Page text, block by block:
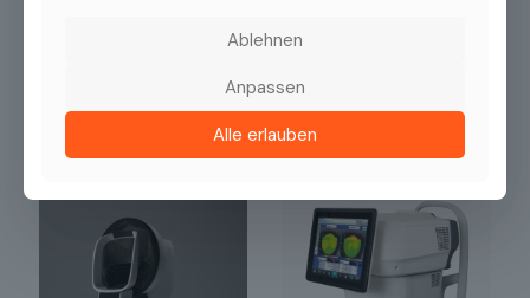
iCare IC200
Ablehnen
Anpassen
Alle erlauben